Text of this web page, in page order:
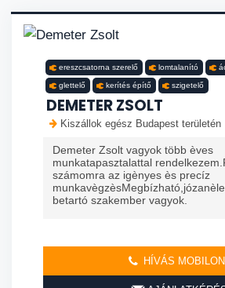
ereszcsatorna szerelő lomtalanító
glettelő kerítés építő szigetelő
DEMETER ZSOLT
Kiszállok egész Budapest területén
Demeter Zsolt vagyok több èves
munkatapasztalattal
számomra az igènyes ès precíz
betartó szakember vagyok.
HÍVÁS MOBILON